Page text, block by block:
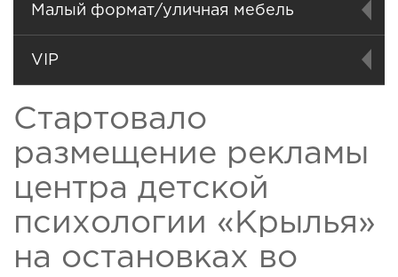
Малый формат/уличная мебель
VIP
Стартовало
размещение рекламы
центра детской
психологии «Крылья»
на остановках во